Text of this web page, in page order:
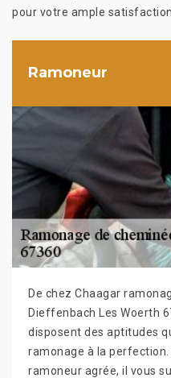
pour votre ample satisfaction.
Ramoneur
De chez Chaagar
Dieffenbach Les Woerth
disposent des aptitudes
ramonage à la
ramoneur agrée, il vous